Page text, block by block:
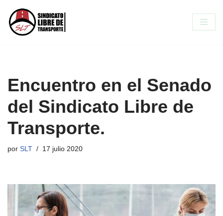
Saltar
Encuentro en el Senado
del Sindicato Libre de
Transporte.
por SLT 17 julio 2020